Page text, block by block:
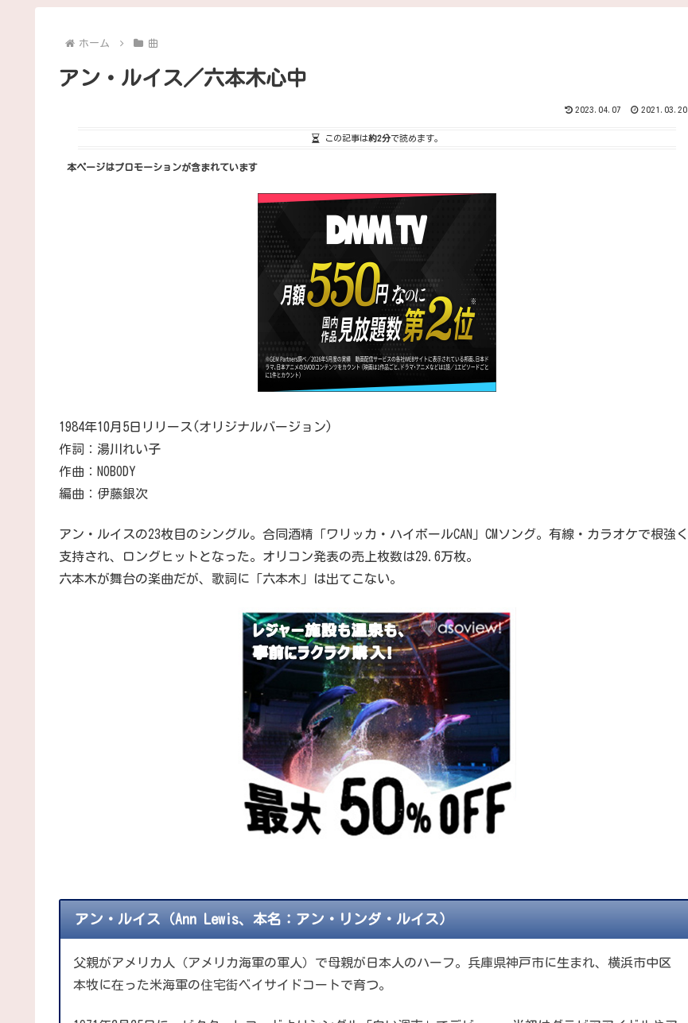
ホーム 曲
アン・ルイス／六本木心中
2023.04.07 2021.03.20
この記事は約2分で読めます。
本ページはプロモーションが含まれています
1984年10月5日リリース(オリジナルバージョン)
作詞：湯川れい子
作曲：NOBODY
編曲：伊藤銀次
アン・ルイスの23枚目のシングル。合同酒精「ワリッカ・ハイボールCAN」CMソング。有線・カラオケで根強く
支持され、ロングヒットとなった。オリコン発表の売上枚数は29.6万枚。
六本木が舞台の楽曲だが、歌詞に「六本木」は出てこない。
アン・ルイス（Ann Lewis、本名：アン・リンダ・ルイス）
父親がアメリカ人（アメリカ海軍の軍人）で母親が日本人のハーフ。兵庫県神戸市に生まれ、横浜市中区
本牧に在った米海軍の住宅街ベイサイドコートで育つ。